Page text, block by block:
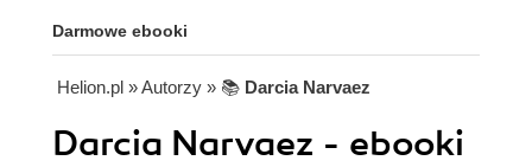
Darmowe ebooki
Helion.pl » Autorzy » 📚 Darcia Narvaez
Darcia Narvaez - ebooki